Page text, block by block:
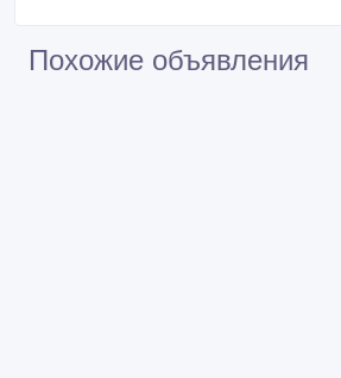
Похожие объявления